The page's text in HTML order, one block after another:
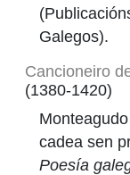
Galegos).
Cancioneiro
(1380-1420)
cadea sen
Poesía